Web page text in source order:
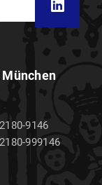
9146
999146